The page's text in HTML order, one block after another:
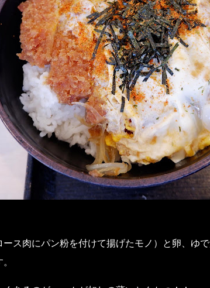
ス肉にパン粉を付けて揚げたモノ）と卵、ゆ